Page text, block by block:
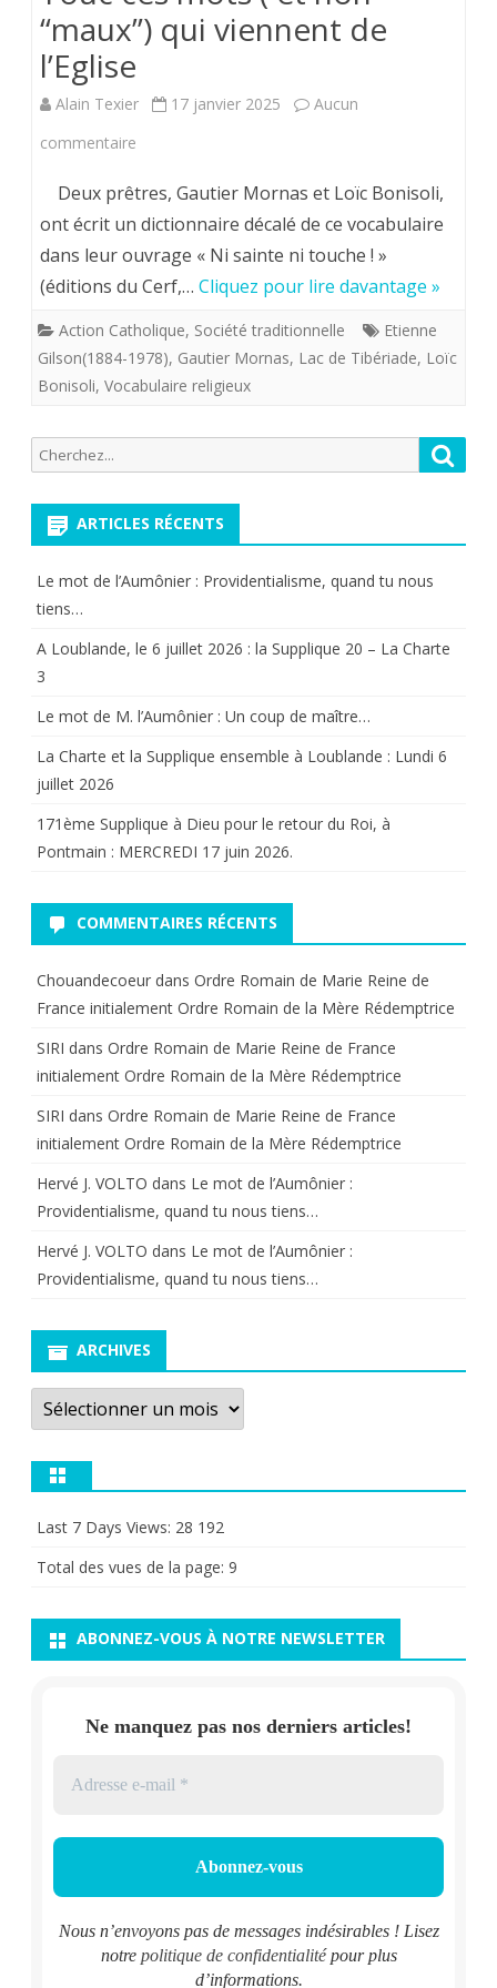
“maux”) qui viennent de
l’Eglise
Alain Texier 17 janvier 2025
Aucun
commentaire
ces
mots
(
et
non
de
Deux prêtres, Gautier Mornas et Loïc Bonisoli,
ont écrit un dictionnaire décalé de ce vocabulaire
dans leur ouvrage « Ni sainte ni touche ! »
(éditions du Cerf,… Cliquez pour lire davantage »
Action Catholique, Société traditionnelle
Etienne
Gilson(1884-1978), Gautier Mornas, Lac de Tibériade, Loïc
Bonisoli, Vocabulaire religieux
Recherche
pour:
ARTICLES RÉCENTS
Le mot de l’Aumônier : Providentialisme, quand tu nous
tiens…
A Loublande, le 6 juillet 2026 : la Supplique 20 – La Charte
3
Le mot de M. l’Aumônier : Un coup de maître…
La Charte et la Supplique ensemble à Loublande : Lundi 6
juillet 2026
171ème Supplique à Dieu pour le retour du Roi, à
Pontmain : MERCREDI 17 juin 2026.
COMMENTAIRES RÉCENTS
Chouandecoeur dans Ordre Romain de Marie Reine de
France initialement Ordre Romain de la Mère Rédemptrice
SIRI dans Ordre Romain de Marie Reine de France
initialement Ordre Romain de la Mère Rédemptrice
SIRI dans Ordre Romain de Marie Reine de France
initialement Ordre Romain de la Mère Rédemptrice
Hervé J. VOLTO dans Le mot de l’Aumônier :
Providentialisme, quand tu nous tiens…
Hervé J. VOLTO dans Le mot de l’Aumônier :
Providentialisme, quand tu nous tiens…
ARCHIVES
Archives
Last 7 Days Views: 28 192
Total des vues de la page: 9
ABONNEZ-VOUS À NOTRE NEWSLETTER
Ne manquez pas nos derniers articles!
Nous n’envoyons pas de messages indésirables ! Lisez
notre politique de confidentialitépour plus
d’informations.